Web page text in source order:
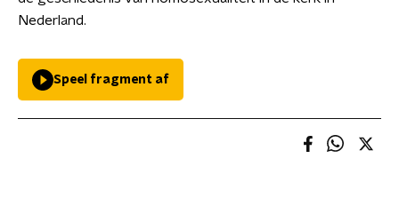
Nederland.
Speel fragment af